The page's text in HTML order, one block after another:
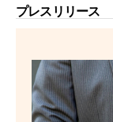
プレスリリース